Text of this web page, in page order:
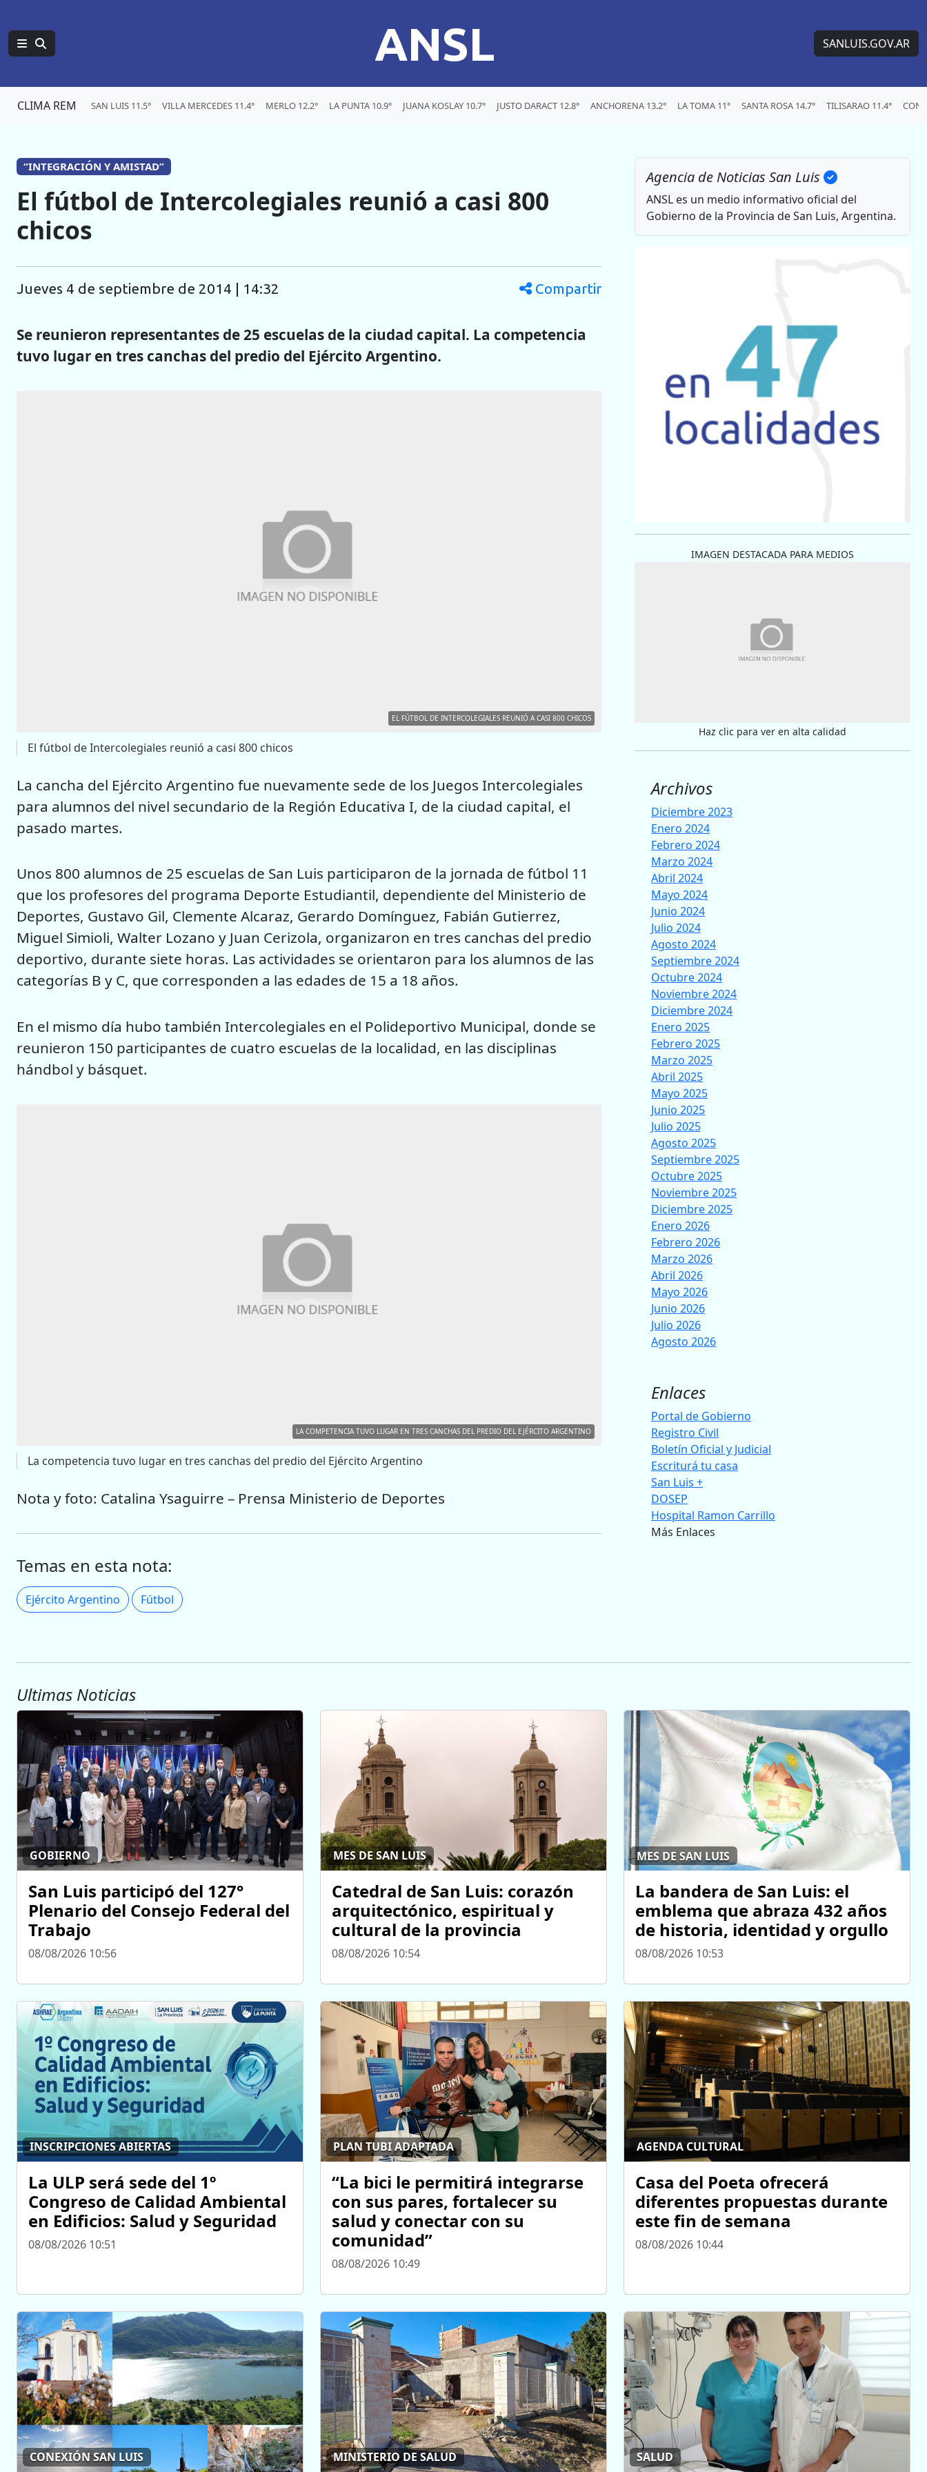
ANSL SANLUIS.GOV.AR
CLIMA REM SAN LUIS 11.5° VILLA MERCEDES 11.4° MERLO 12.2° LA PUNTA 10.9° JUANA KOSLAY 10.7° JUSTO DARACT 12.8° ANCHORENA 13.2° LA TOMA 11° SANTA ROSA 14.7° TILISARAO 11.4°
“INTEGRACIÓN Y AMISTAD”
El fútbol de Intercolegiales reunió a casi 800
chicos
jueves 4 de septiembre de 2014 | 14:32 Compartir
Se reunieron representantes de 25 escuelas de la ciudad capital. La competencia
tuvo lugar en tres canchas del predio del Ejército Argentino.
EL FÚTBOL DE INTERCOLEGIALES REUNIÓ A CASI 800 CHICOS
El fútbol de Intercolegiales reunió a casi 800 chicos
La cancha del Ejército Argentino fue nuevamente sede de los Juegos Intercolegiales
para alumnos del nivel secundario de la Región Educativa I, de la ciudad capital, el
pasado martes.
Unos 800 alumnos de 25 escuelas de San Luis participaron de la jornada de fútbol 11
que los profesores del programa Deporte Estudiantil, dependiente del Ministerio de
Deportes, Gustavo Gil, Clemente Alcaraz, Gerardo Domínguez, Fabián Gutierrez,
Miguel Simioli, Walter Lozano y Juan Cerizola, organizaron en tres canchas del predio
deportivo, durante siete horas. Las actividades se orientaron para los alumnos de las
categorías B y C, que corresponden a las edades de 15 a 18 años.
En el mismo día hubo también Intercolegiales en el Polideportivo Municipal, donde se
reunieron 150 participantes de cuatro escuelas de la localidad, en las disciplinas
hándbol y básquet.
LA COMPETENCIA TUVO LUGAR EN TRES CANCHAS DEL PREDIO DEL EJÉRCITO ARGENTINO
La competencia tuvo lugar en tres canchas del predio del Ejército Argentino
Nota y foto: Catalina Ysaguirre – Prensa Ministerio de Deportes
Temas en esta nota:
Ejército Argentino Fútbol
Agencia de Noticias San Luis
ANSL es un medio informativo oficial del
Gobierno de la Provincia de San Luis, Argentina.
IMAGEN DESTACADA PARA MEDIOS
Haz clic para ver en alta calidad
Archivos
Diciembre 2023
Enero 2024
Febrero 2024
Marzo 2024
Abril 2024
Mayo 2024
Junio 2024
Julio 2024
Agosto 2024
Septiembre 2024
Octubre 2024
Noviembre 2024
Diciembre 2024
Enero 2025
Febrero 2025
Marzo 2025
Abril 2025
Mayo 2025
Junio 2025
Julio 2025
Agosto 2025
Septiembre 2025
Octubre 2025
Noviembre 2025
Diciembre 2025
Enero 2026
Febrero 2026
Marzo 2026
Abril 2026
Mayo 2026
Junio 2026
Julio 2026
Agosto 2026
Enlaces
Portal de Gobierno
Registro Civil
Boletín Oficial y Judicial
Escriturá tu casa
San Luis +
DOSEP
Hospital Ramon Carrillo
Más Enlaces
Ultimas Noticias
GOBIERNO
San Luis participó del 127°
Plenario del Consejo Federal del
Trabajo
08/08/2026 10:56
MES DE SAN LUIS
Catedral de San Luis: corazón
arquitectónico, espiritual y
cultural de la provincia
08/08/2026 10:54
MES DE SAN LUIS
La bandera de San Luis: el
emblema que abraza 432 años
de historia, identidad y orgullo
08/08/2026 10:53
INSCRIPCIONES ABIERTAS
La ULP será sede del 1º
Congreso de Calidad Ambiental
en Edificios: Salud y Seguridad
08/08/2026 10:51
PLAN TUBI ADAPTADA
“La bici le permitirá integrarse
con sus pares, fortalecer su
salud y conectar con su
comunidad”
08/08/2026 10:49
AGENDA CULTURAL
Casa del Poeta ofrecerá
diferentes propuestas durante
este fin de semana
08/08/2026 10:44
CONEXIÓN SAN LUIS MINISTERIO DE SALUD SALUD